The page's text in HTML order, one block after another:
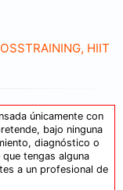
HIIT
únicamente con
bajo ninguna
diagnóstico o
tengas alguna
a un profesional de